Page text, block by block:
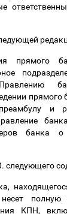
прямого
прямого
и
банка о
следующего
полную
КПН,